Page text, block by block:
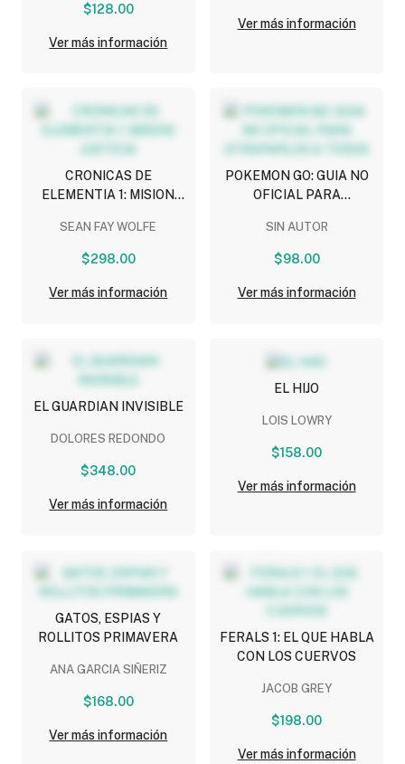
$128.00
Ver más información
Ver más información
CRONICAS DE
ELEMENTIA 1: MISION
SEAN FAY WOLFE
$298.00
Ver más información
POKEMON GO: GUIA NO
OFICIAL PARA
SIN AUTOR
$98.00
Ver más información
EL GUARDIAN INVISIBLE
DOLORES REDONDO
$348.00
Ver más información
EL HIJO
LOIS LOWRY
$158.00
Ver más información
GATOS, ESPIAS Y
ROLLITOS PRIMAVERA
ANA GARCIA SIÑERIZ
$168.00
Ver más información
FERALS 1: EL QUE HABLA
CON LOS CUERVOS
JACOB GREY
$198.00
Ver más información